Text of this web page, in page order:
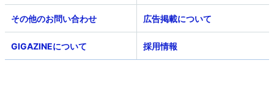
その他のお問い合わせ 広告掲載について
GIGAZINEについて 採用情報